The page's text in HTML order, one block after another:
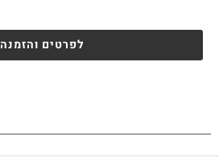
לפרטים והזמנה